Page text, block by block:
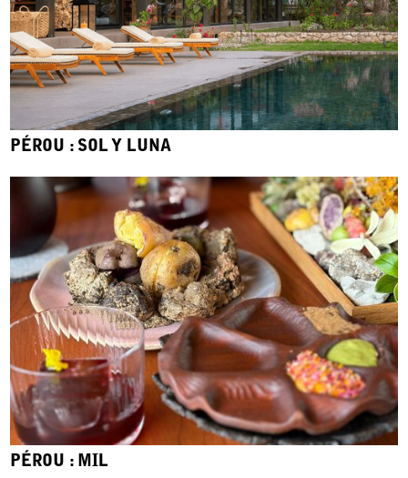
PÉROU : SOL Y LUNA
PÉROU : MIL